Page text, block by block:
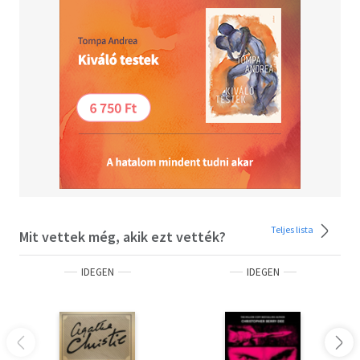
it' Daily Express<BR><BR> 'Creepy, clever and packed with
tension' Sun<BR><BR> 'If you are one of the millions who
enjoyed The Killing, you'll want to read the first novel by
its creator' Guardian<BR><BR> The Times Best
Paperbacks of the Month<BR> ___________<BR> <BR>
Praise for The Killing<BR><BR> 'TV of the absolute finest
quality... the writing shines' Guardian<BR><BR>
'Excellent... A shrewd mix of police procedural, political
thriller and domestic drama' New York Times
Mit vettek még, akik ezt vették? Teljes lista
IDEGEN IDEGEN